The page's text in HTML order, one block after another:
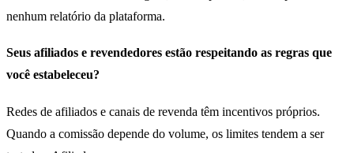
nenhum relatório da plataforma.
Seus afiliados e revendedores estão respeitando as regras que
você estabeleceu?
Redes de afiliados e canais de revenda têm incentivos próprios.
Quando a comissão depende do volume, os limites tendem a ser